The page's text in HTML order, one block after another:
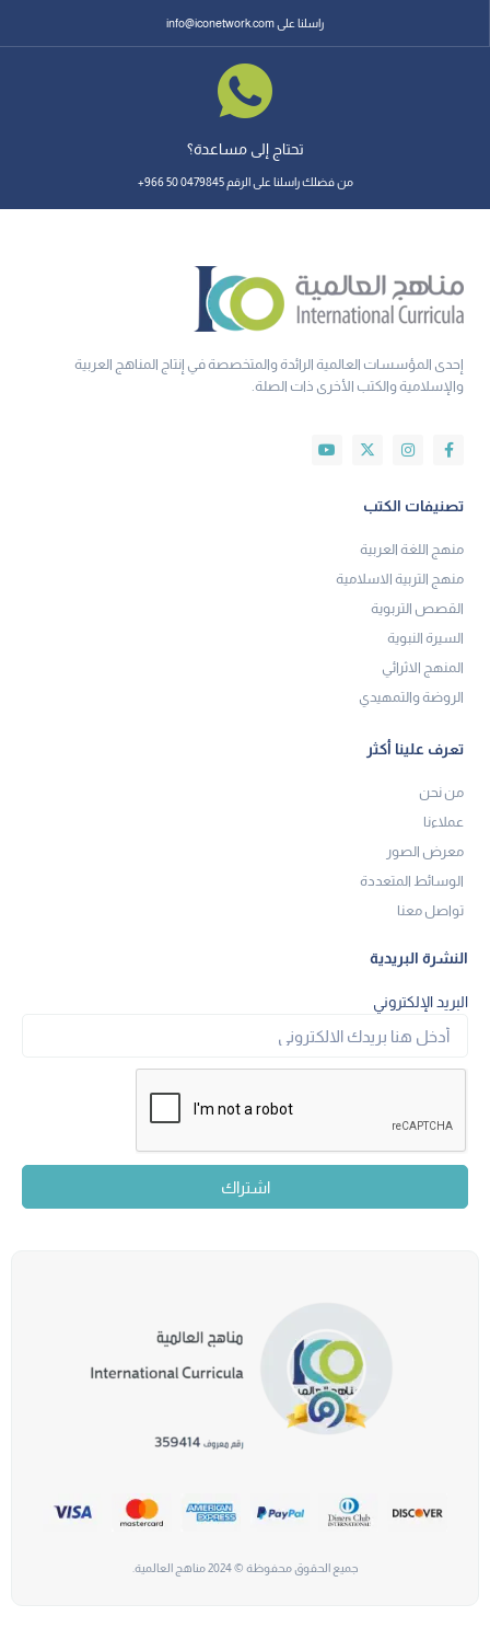
راسلنا على info@iconetwork.com
تحتاج إلى مساعدة؟
من فضلك راسلنا على الرقم 0479845 50 966+
إحدى المؤسسات العالمية الرائدة والمتخصصة في إنتاج المناهج العربية
والإسلامية والكتب الأخرى ذات الصلة.
تصنيفات الكتب
منهج اللغة العربية
منهج التربية الاسلامية
القصص التربوية
السيرة النبوية
المنهج الاثرائي
الروضة والتمهيدي
تعرف علينا أكثر
من نحن
عملاءنا
معرض الصور
الوسائط المتعددة
تواصل معنا
النشرة البريدية
البريد الإلكتروني
اشتراك
جميع الحقوق محفوظة © 2024 مناهج العالمية.